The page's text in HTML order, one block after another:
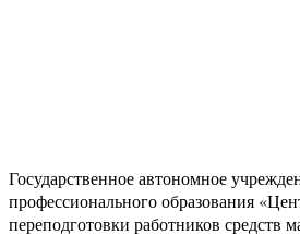
Государственное автономное
профессионального образования
переподготовки работников средств